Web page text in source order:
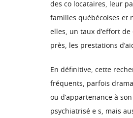
des co locataires, leur
familles québécoises et
elles, un taux d’effort
près, les prestations
En définitive, cette
fréquents, parfois
ou d’appartenance à
psychiatrisé e s, mais